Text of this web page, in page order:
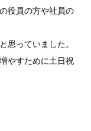
役員の方や社員の
思っていました。
やすために土日祝